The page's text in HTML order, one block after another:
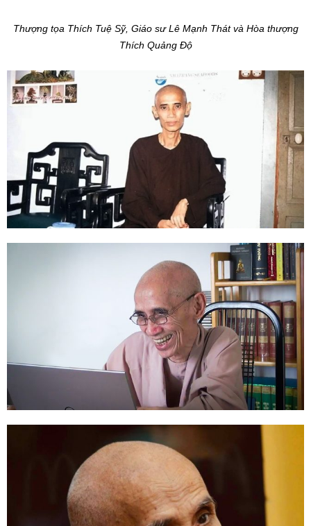
Thượng tọa Thích Tuệ Sỹ, Giáo sư Lê Mạnh Thát và Hòa thượng
Thích Quảng Độ